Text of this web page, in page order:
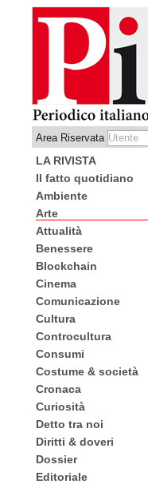
Area Riservata
LA RIVISTA
Il fatto quotidiano
Ambiente
Arte
Attualità
Benessere
Blockchain
Cinema
Comunicazione
Cultura
Controcultura
Consumi
Costume & società
Cronaca
Curiosità
Detto tra noi
Diritti & doveri
Dossier
Editoriale